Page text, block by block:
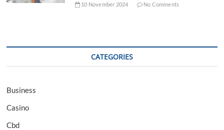
10 November 2024 No Comments
CATEGORIES
Business
Casino
Cbd